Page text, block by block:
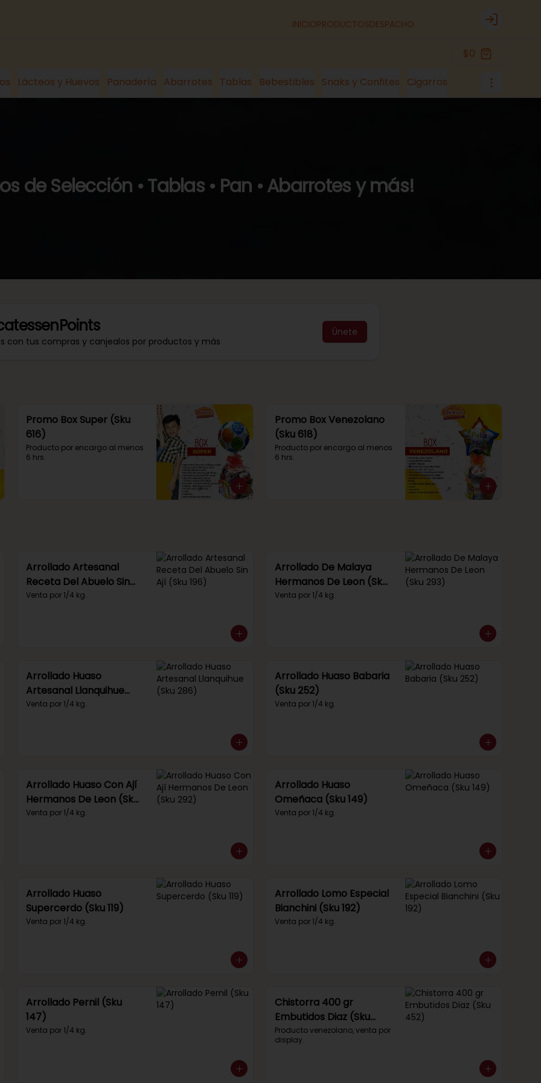
INICIOPRODUCTOSDESPACHO Login
$0
Lácteos y Huevos Panadería Abarrotes Tablas Bebestibles Snaks y Confites Cigarros
de Selección • Tablas • Pan • Abarrotes y más!
con tus compras y canjealos por productos y más
Únete
Promo Box Super (Sku
616)
Producto por encargo al menos
6 hrs.
Promo Box Venezolano
(Sku 618)
Producto por encargo al menos
6 hrs.
Arrollado Artesanal
Receta Del Abuelo Sin
Ají (Sku 196)
Venta por 1/4 kg.
Arrollado De Malaya
Hermanos De Leon (Sku
293)
Venta por 1/4 kg.
Arrollado Huaso
Artesanal Llanquihue
(Sku 286)
Venta por 1/4 kg.
Arrollado Huaso Babaria
(Sku 252)
Venta por 1/4 kg.
Arrollado Huaso Con Ají
Hermanos De Leon (Sku
292)
Venta por 1/4 kg.
Arrollado Huaso
Omeñaca (Sku 149)
Venta por 1/4 kg.
Arrollado Huaso
Supercerdo (Sku 119)
Venta por 1/4 kg.
Arrollado Lomo Especial
Bianchini (Sku 192)
Venta por 1/4 kg.
Arrollado Pernil (Sku
147)
Venta por 1/4 kg.
Chistorra 400 gr
Embutidos Diaz (Sku
452)
Producto venezolano, venta por
display.